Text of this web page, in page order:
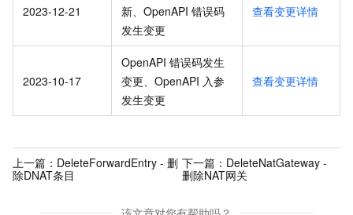
2023-12-21
新、OpenAPI 错误码
发生变更
查看变更详情
2023-10-17
OpenAPI 错误码发生
变更、OpenAPI 入参
发生变更
查看变更详情
上一篇： DeleteForwardEntry - 删
除DNAT条目
下一篇： DeleteNatGateway -
删除NAT网关